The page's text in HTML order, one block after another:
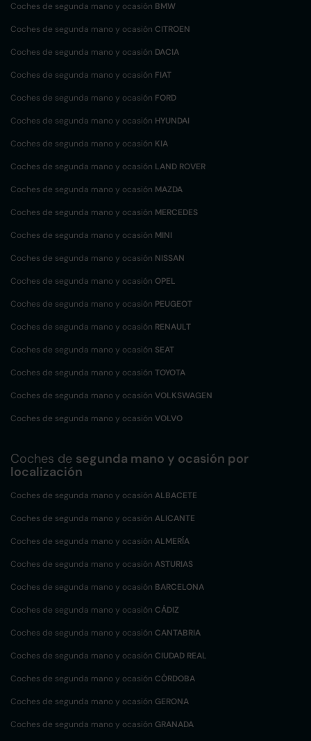
Coches de segunda mano y ocasión BMW
Coches de segunda mano y ocasión CITROEN
Coches de segunda mano y ocasión DACIA
Coches de segunda mano y ocasión FIAT
Coches de segunda mano y ocasión FORD
Coches de segunda mano y ocasión HYUNDAI
Coches de segunda mano y ocasión KIA
Coches de segunda mano y ocasión LAND ROVER
Coches de segunda mano y ocasión MAZDA
Coches de segunda mano y ocasión MERCEDES
Coches de segunda mano y ocasión MINI
Coches de segunda mano y ocasión NISSAN
Coches de segunda mano y ocasión OPEL
Coches de segunda mano y ocasión PEUGEOT
Coches de segunda mano y ocasión RENAULT
Coches de segunda mano y ocasión SEAT
Coches de segunda mano y ocasión TOYOTA
Coches de segunda mano y ocasión VOLKSWAGEN
Coches de segunda mano y ocasión VOLVO
Coches de segunda mano y ocasión por
localización
Coches de segunda mano y ocasión ALBACETE
Coches de segunda mano y ocasión ALICANTE
Coches de segunda mano y ocasión ALMERÍA
Coches de segunda mano y ocasión ASTURIAS
Coches de segunda mano y ocasión BARCELONA
Coches de segunda mano y ocasión CÁDIZ
Coches de segunda mano y ocasión CANTABRIA
Coches de segunda mano y ocasión CIUDAD REAL
Coches de segunda mano y ocasión CÓRDOBA
Coches de segunda mano y ocasión GERONA
Coches de segunda mano y ocasión GRANADA